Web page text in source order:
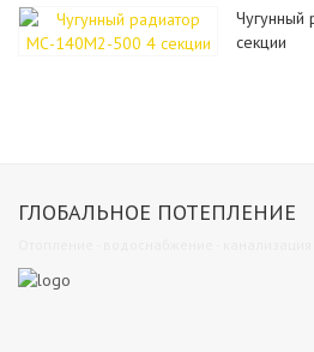
секции
ГЛОБАЛЬНОЕ ПОТЕПЛЕНИЕ